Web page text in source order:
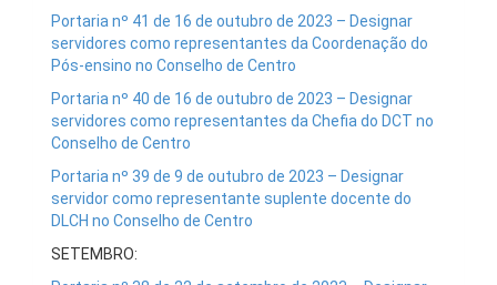
Portaria nº 41 de 16 de outubro de 2023 – Designar
servidores como representantes da Coordenação do
Pós-ensino no Conselho de Centro
Portaria nº 40 de 16 de outubro de 2023 – Designar
servidores como representantes da Chefia do DCT no
Conselho de Centro
Portaria nº 39 de 9 de outubro de 2023 – Designar
servidor como representante suplente docente do
DLCH no Conselho de Centro
SETEMBRO: